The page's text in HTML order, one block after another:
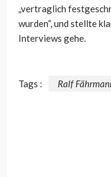
„vertraglich
wurden“, und stellte
Interviews gehe.
Tags : Ralf